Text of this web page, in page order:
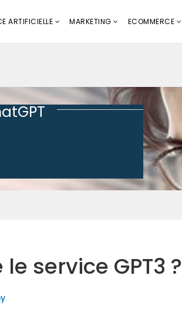
ARTIFICIELLE MARKETING ECOMMERCE
service GPT3 ?